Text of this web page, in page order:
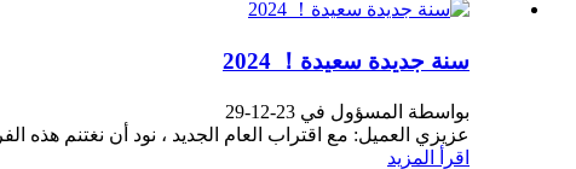
سنة جديدة سعيدة！ 2024
بواسطة المسؤول في 23-12-29
عزيزي العميل: مع اقتراب العام الجديد ، نود أن نغتنم هذه
اقرأ المزيد